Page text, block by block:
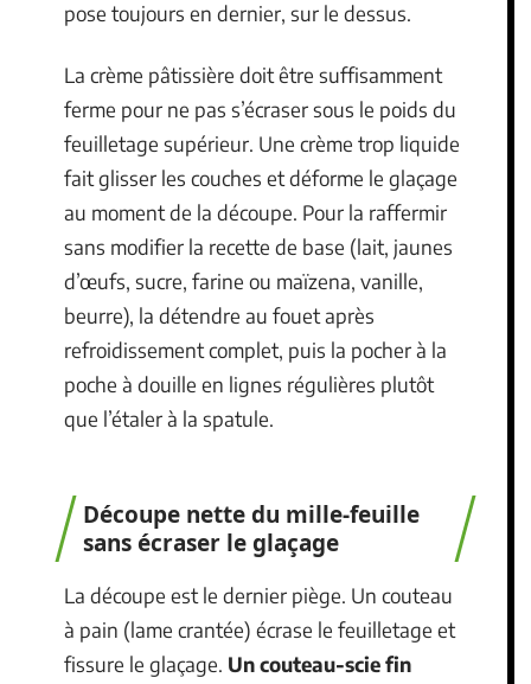
pose toujours en dernier, sur le dessus.
La crème pâtissière doit être suffisamment
ferme pour ne pas s’écraser sous le poids du
feuilletage supérieur. Une crème trop liquide
fait glisser les couches et déforme le glaçage
au moment de la découpe. Pour la raffermir
sans modifier la recette de base (lait, jaunes
d’œufs, sucre, farine ou maïzena, vanille,
beurre), la détendre au fouet après
refroidissement complet, puis la pocher à la
poche à douille en lignes régulières plutôt
que l’étaler à la spatule.
Découpe nette du mille-feuille
sans écraser le glaçage
La découpe est le dernier piège. Un couteau
à pain (lame crantée) écrase le feuilletage et
fissure le glaçage. Un couteau-scie fin